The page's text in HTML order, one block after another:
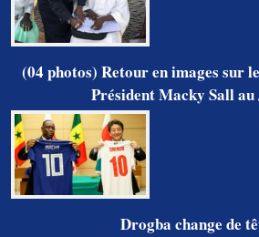
(04 photos) Retour en images sur
Président Macky Sall au
Drogba change de